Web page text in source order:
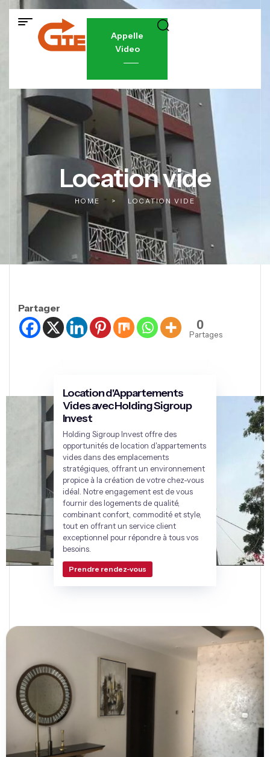
Appelle
Video
Location vide
HOME > LOCATION VIDE
Partager
0
Partages
Location d'Appartements
Vides avec Holding Sigroup
Invest
Holding Sigroup Invest offre des
opportunités de location d'appartements
vides dans des emplacements
stratégiques, offrant un environnement
propice à la création de votre chez-vous
idéal. Notre engagement est de vous
fournir des logements de qualité,
combinant confort, commodité et style,
tout en offrant un service client
exceptionnel pour répondre à tous vos
besoins.
Prendre rendez-vous